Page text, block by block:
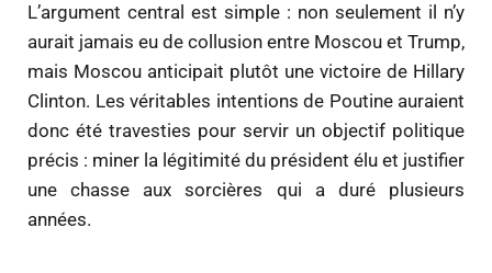
L’argument central est simple : non seulement il n’y
aurait jamais eu de collusion entre Moscou et Trump,
mais Moscou anticipait plutôt une victoire de Hillary
Clinton. Les véritables intentions de Poutine auraient
donc été travesties pour servir un objectif politique
précis : miner la légitimité du président élu et justifier
une chasse aux sorcières qui a duré plusieurs
années.